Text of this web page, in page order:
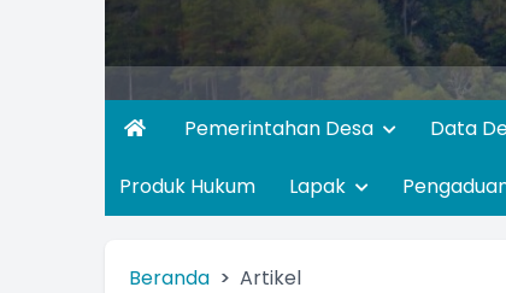
Pemerintahan Desa Data
Produk Hukum Lapak
Beranda Artikel